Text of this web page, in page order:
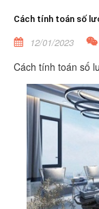
Cách tính toán số
12/01/2023
Cách tính toán số